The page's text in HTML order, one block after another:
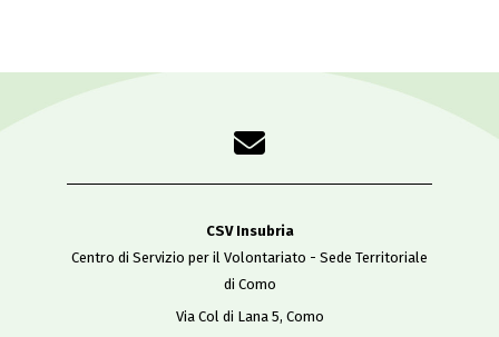
CSV Insubria
Centro di Servizio per il Volontariato - Sede Territoriale
di Como
Via Col di Lana 5, Como